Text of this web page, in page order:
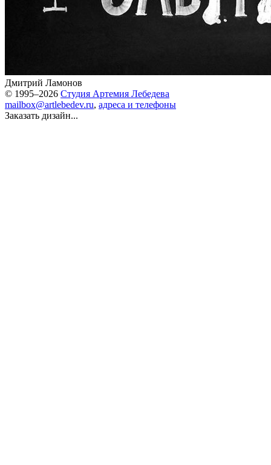
Дмитрий Ламонов
© 1995–2026 Студия Артемия Лебедева
mailbox@artlebedev.ru, адреса и телефоны
Заказать дизайн...